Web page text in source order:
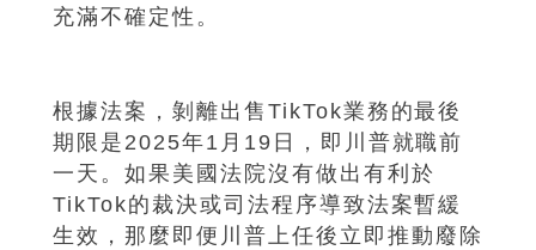
充滿不確定性。
根據法案，剝離出售TikTok業務的最後
期限是2025年1月19日，即川普就職前
一天。如果美國法院沒有做出有利於
TikTok的裁決或司法程序導致法案暫緩
生效，那麼即便川普上任後立即推動廢除